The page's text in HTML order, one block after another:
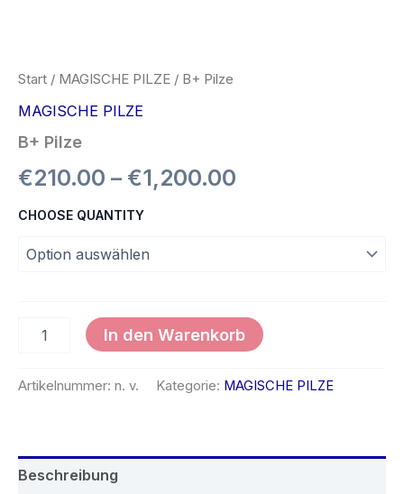
Start / MAGISCHE PILZE / B+ Pilze
MAGISCHE PILZE
B+ Pilze
€210.00 – €1,200.00
CHOOSE QUANTITY
In den Warenkorb
Artikelnummer: n. v. Kategorie: MAGISCHE PILZE
Beschreibung